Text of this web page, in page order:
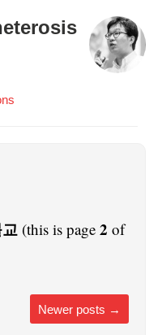
(this is page 2 of
Newer posts →